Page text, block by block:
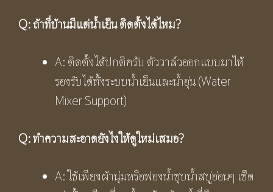
Q:ถ้าที่บ้านมีแต่น้ำเย็น ติดตั้งได้ไหม?
A: ติดตั้งได้ปกติครับ ตัววาล์วออกแบบมาให้
รองรับได้ทั้งระบบน้ำเย็นและน้ำอุ่น (Water
Mixer Support)
Q:ทำความสะอาดยังไงให้ดูใหม่เสมอ?
A: ใช้เพียงผ้านุ่มหรือฟองน้ำชุบน้ำสบู่อ่อนๆ เช็ด